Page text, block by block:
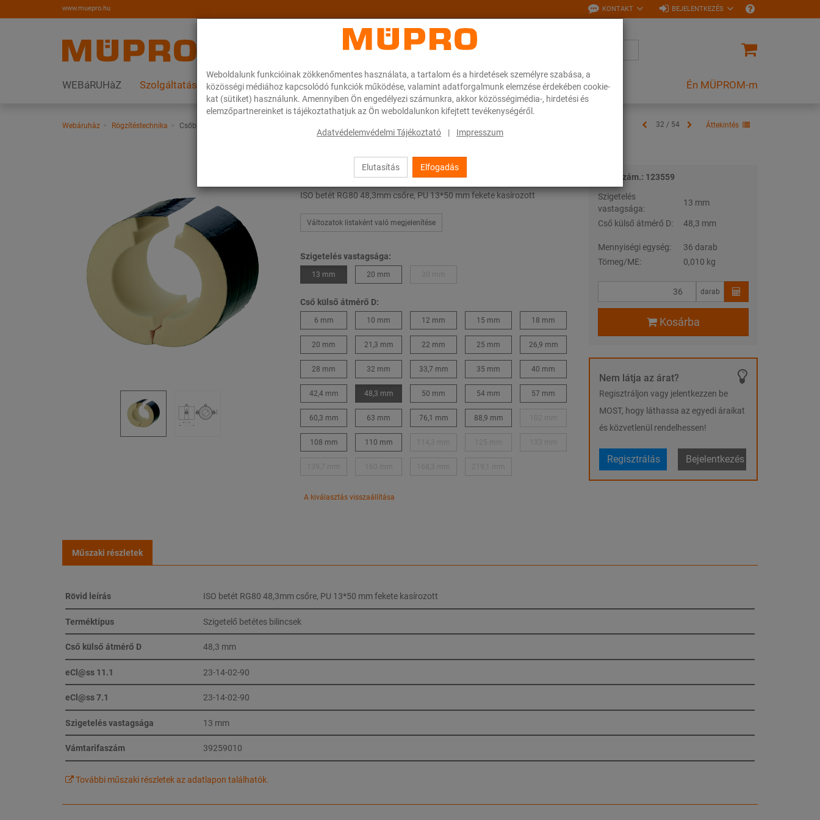
Weboldalunk funkcióinak zökkenőmentes használata, a tartalom és a hirdetések személyre szabása, a
közösségi médiához kapcsolódó funkciók működése, valamint adatforgalmunk elemzése érdekében cookie-
kat (sütiket) használunk. Amennyiben Ön engedélyezi számunkra, akkor közösségimédia-, hirdetési és
elemzőpartnereinket is tájékoztathatjuk az Ön weboldalunkon kifejtett tevékenységéről.
Adatvédelemvédelmi Tájékoztató | Impresszum
Elutasítás Elfogadás
www.muepro.hu KONTAKT BEJELENTKEZÉS
WEBáRUHàZ Szolgáltatások Megoldások A MÜPRO-ról Karrier Downloads Én MÜPROM-m
Webáruhàz Rögzítéstechnika Csőbilincsek 32 / 54 Áttekintés
ISO betét RG 80
ISO betét RG80 48,3mm csőre, PU 13*50 mm fekete kasírozott
Változatok listaként való megjelenítése
Szigetelés vastagsága:
13 mm 20 mm
Cső külső átmérő D:
6 mm 10 mm 12 mm 15 mm 18 mm
20 mm 21,3 mm 22 mm 25 mm 26,9 mm
28 mm 32 mm 33,7 mm 35 mm 40 mm
42,4 mm 48,3 mm 50 mm 54 mm 57 mm
60,3 mm 63 mm 76,1 mm 88,9 mm
108 mm 110 mm
A kiválasztás visszaállítása
Tételszám.: 123559
Szigetelés
vastagsága:
13 mm
Cső külső átmérő D: 48,3 mm
Mennyiségi egység:
36 darab
Tömeg/ME:
0,010 kg
darab
Kosárba
Nem látja az árat?
Regisztráljon vagy jelentkezzen be
MOST, hogy láthassa az egyedi áraikat
és közvetlenül rendelhessen!
Regisztrálás Bejelentkezés
Műszaki részletek
Rövid leírás ISO betét RG80 48,3mm csőre, PU 13*50 mm fekete kasírozott
Terméktípus Szigetelő betétes bilincsek
Cső külső átmérő D 48,3 mm
eCl@ss 11.1 23-14-02-90
eCl@ss 7.1 23-14-02-90
Szigetelés vastagsága 13 mm
Vámtarifaszám 39259010
További műszaki részletek az adatlapon találhatók.